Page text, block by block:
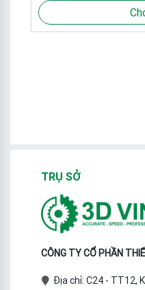
TRỤ SỞ
CÔNG TY CỔ PHẦN
Địa chỉ: C24 - TT12,